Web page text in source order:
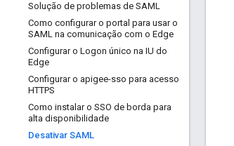
Solução de problemas de SAML
Como configurar o portal para usar o
SAML na comunicação com o Edge
Configurar o Logon único na IU do
Edge
Configurar o apigee-sso para acesso
HTTPS
Como instalar o SSO de borda para
alta disponibilidade
Desativar SAML